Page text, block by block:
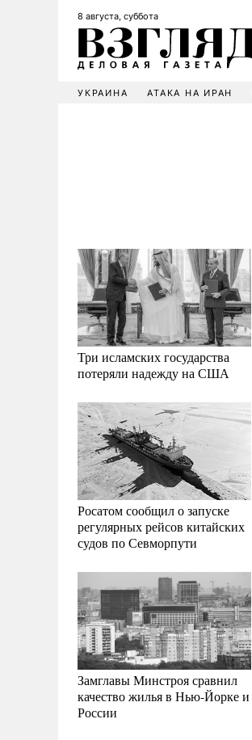
8 августа, суббота
УКРАИНА АТАКА НА ИРАН
Три исламских государства
потеряли надежду на США
Росатом сообщил о запуске
регулярных рейсов китайских
судов по Севморпути
Замглавы Минстроя сравнил
качество жилья в Нью-Йорке и
России